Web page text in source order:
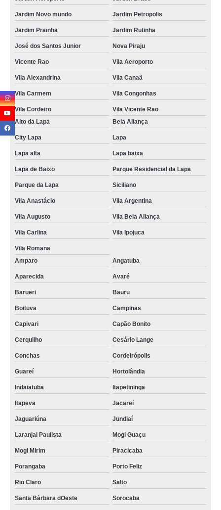
Jardim Novo mundo Jardim Petropolis
Jardim Prainha Jardim Rutinha
José dos Santos Junior Nova Piraju
Vicente Rao Vila Aeroporto
Vila Alexandrina Vila Canaã
Vila Carmem Vila Congonhas
Vila Cordeiro
Vila Vicente Rao
Alto da Lapa
Bela Aliança
City Lapa Lapa
Lapa alta Lapa baixa
Lapa de Baixo Parque Residencial da Lapa
Parque da Lapa Siciliano
Vila Anastácio Vila Argentina
Vila Augusto Vila Bela Aliança
Vila Carlina Vila Ipojuca
Vila Romana
Amparo
Angatuba
Aparecida Avaré
Barueri Bauru
Boituva Campinas
Capivari Capão Bonito
Cerquilho Cesário Lange
Conchas Cordeirópolis
Guareí Hortolândia
Indaiatuba Itapetininga
Itapeva Jacareí
Jaguariúna Jundiaí
Laranjal Paulista Mogi Guaçu
Mogi Mirim Piracicaba
Porangaba Porto Feliz
Rio Claro Salto
Santa Bárbara dOeste Sorocaba